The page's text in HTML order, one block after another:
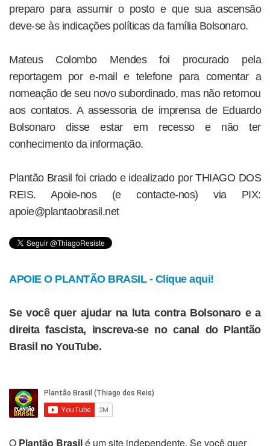
preparo para assumir o posto e que sua ascensão
deve-se às indicações políticas da família Bolsonaro.
Mateus Colombo Mendes foi procurado pela
reportagem por e-mail e telefone para comentar a
nomeação de seu novo subordinado, mas não retornou
aos contatos. A assessoria de imprensa de Eduardo
Bolsonaro disse estar em recesso e não ter
conhecimento da informação.
Plantão Brasil foi criado e idealizado por THIAGO DOS
REIS. Apoie-nos (e contacte-nos) via PIX:
apoie@plantaobrasil.net
APOIE O PLANTÃO BRASIL - Clique aqui!
Se você quer ajudar na luta contra Bolsonaro e a
direita fascista, inscreva-se no canal do Plantão
Brasil no YouTube.
O Plantão Brasilé um site independente. Se você quer